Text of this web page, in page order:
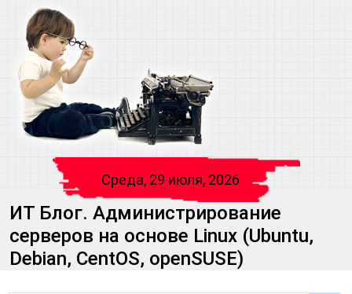
Среда, 29 июля, 2026
ИТ Блог. Администрирование
серверов на основе Linux (Ubuntu,
Debian, CentOS, openSUSE)